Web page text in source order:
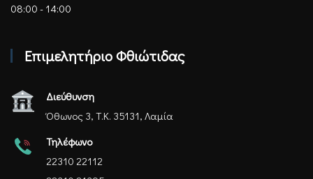
08:00 - 14:00
Επιμελητήριο Φθιώτιδας
Διεύθυνση
Όθωνος 3, Τ.Κ. 35131, Λαμία
Τηλέφωνο
22310 22112